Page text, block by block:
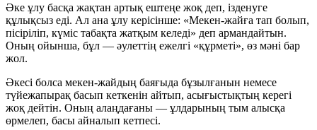
Әке ұлу басқа жақтан артық ештеңе жоқ деп, ізденуге
құлықсыз еді. Ал ана ұлу керісінше: «Мекен-жайға тап болып,
пісіріліп, күміс табақта жатқым келеді» деп армандайтын.
Оның ойынша, бұл — әулеттің ежелгі «құрметі», өз мәні бар
жол.
Әкесі болса мекен-жайдың баяғыда бұзылғанын немесе
түйежапырақ басып кеткенін айтып, асығыстықтың керегі
жоқ дейтін. Оның алаңдағаны — ұлдарының тым алысқа
өрмелеп, басы айналып кетпесі.